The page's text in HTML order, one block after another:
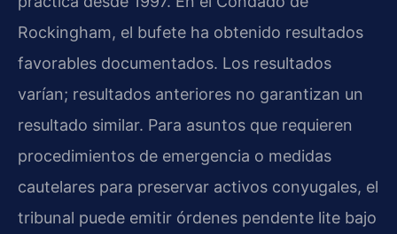
Rockingham, el bufete ha obtenido resultados
favorables documentados. Los resultados
varían; resultados anteriores no garantizan un
resultado similar. Para asuntos que requieren
procedimientos de emergencia o medidas
cautelares para preservar activos conyugales, el
tribunal puede emitir órdenes pendente lite bajo